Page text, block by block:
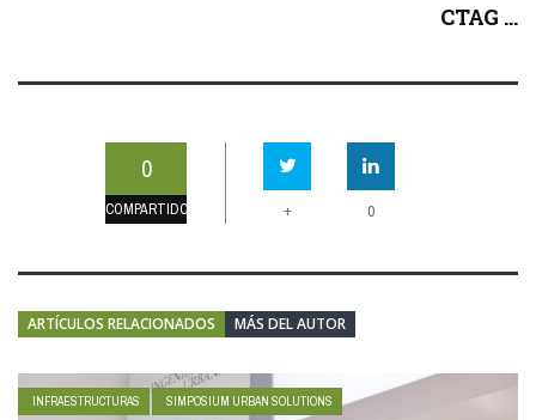
CTAG ...
0
COMPARTIDO + 0
ARTÍCULOS RELACIONADOS MÁS DEL AUTOR
INFRAESTRUCTURAS SIMPOSIUM URBAN SOLUTIONS